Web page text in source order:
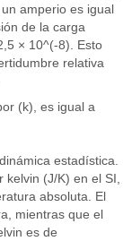
amperio es igual
de la carga
× 10^(-8). Esto
relativa
(k), es igual a
estadística.
(J/K) en el SI,
absoluta. El
mientras que el
es de